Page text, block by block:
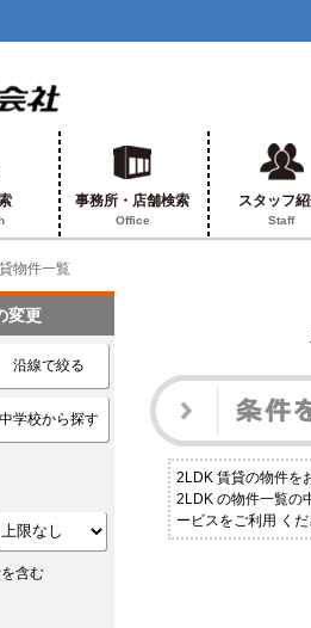
事務所・店舗検索
Office
スタッフ
Staff
物件一覧
2LDK 賃貸の物件を
2LDK の物件一覧の
ービスをご利用 く
変更
沿線で絞る
中学校から探す
含む